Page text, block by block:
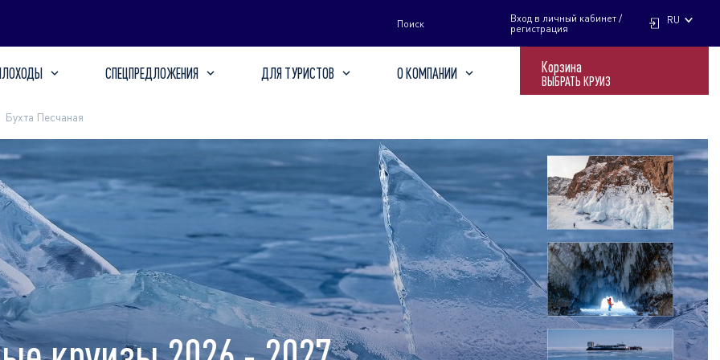
Поиск
Вход в личный кабинет /
регистрация
RU
СПЕЦПРЕДЛОЖЕНИЯ ДЛЯ ТУРИСТОВ О КОМПАНИИ Корзина
ВЫБРАТЬ КРУИЗ
Бухта Песчаная